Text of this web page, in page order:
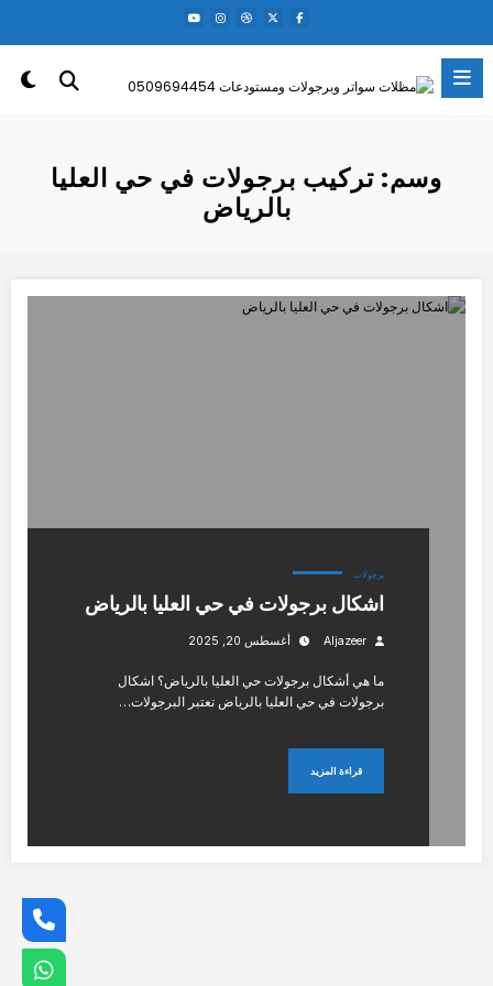
المحتوى
وسم: تركيب برجولات في حي العليا
بالرياض
برجولات
اشكال برجولات في حي العليا بالرياض
Aljazeer أغسطس 20, 2025
ما هي أشكال برجولات حي العليا بالرياض؟ اشكال
برجولات في حي العليا بالرياض تعتبر البرجولات…
قراءة المزيد